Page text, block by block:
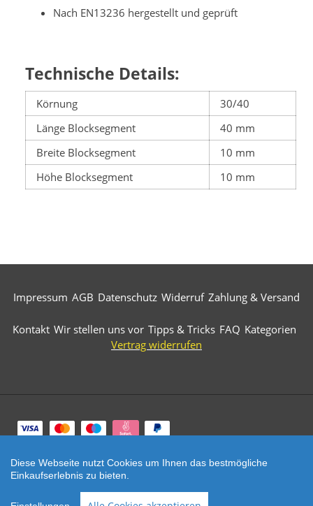
Nach EN13236 hergestellt und geprüft
Technische Details:
Körnung
30/40
Länge Blocksegment
40 mm
Breite Blocksegment
10 mm
Höhe Blocksegment
10 mm
Impressum AGB Datenschutz Widerruf Zahlung & Versand
Kontakt Wir stellen uns vor Tipps & Tricks FAQ Kategorien
Vertrag widerrufen
Zahlungsarten
© 2026 Märkische Diamantwerkzeuge. All Rights
Reserved.
Diese Webseite nutzt Cookies um Ihnen das bestmögliche
Einkaufserlebnis zu bieten.